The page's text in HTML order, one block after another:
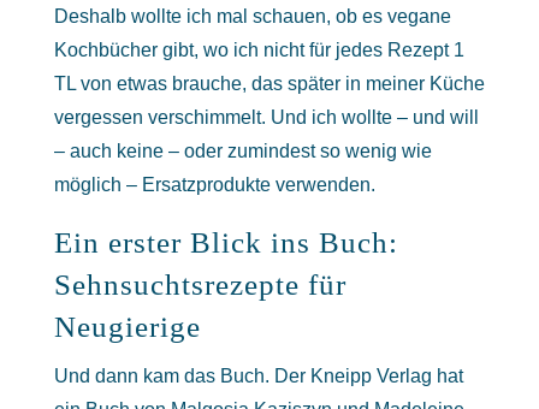
Deshalb wollte ich mal schauen, ob es vegane
Kochbücher gibt, wo ich nicht für jedes Rezept 1
TL von etwas brauche, das später in meiner Küche
vergessen verschimmelt. Und ich wollte – und will
– auch keine – oder zumindest so wenig wie
möglich – Ersatzprodukte verwenden.
Ein erster Blick ins Buch:
Sehnsuchtsrezepte für
Neugierige
Und dann kam das Buch. Der Kneipp Verlag hat